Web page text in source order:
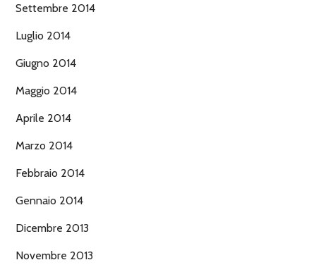
Settembre 2014
Luglio 2014
Giugno 2014
Maggio 2014
Aprile 2014
Marzo 2014
Febbraio 2014
Gennaio 2014
Dicembre 2013
Novembre 2013